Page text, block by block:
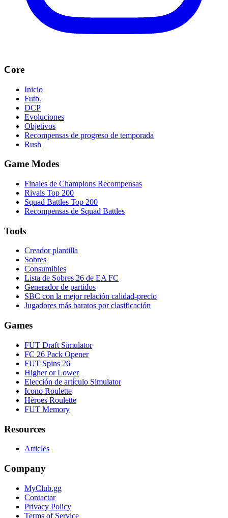
Core
Inicio
Futb.
DCP
Evoluciones
Objetivos
Recompensas de progreso de temporada
Rush
Game Modes
Finales de Champions Recompensas
Rivals Top 200
Squad Battles Top 200
Recompensas de Squad Battles
Tools
Creador plantilla
Sobres
Consumibles
Lista de Sobres 26 de EA FC
Generador de partidos
SBC con la mejor relación calidad-precio
Jugadores más baratos por clasificación
Games
FUT Draft Simulator
FC 26 Pack Opener
FUT Spins 26
Higher or Lower
Elección de artículo Simulator
Icono Roulette
Héroes Roulette
FUT Memory
Resources
Articles
Company
MyClub.gg
Contactar
Privacy Policy
Terms of Service